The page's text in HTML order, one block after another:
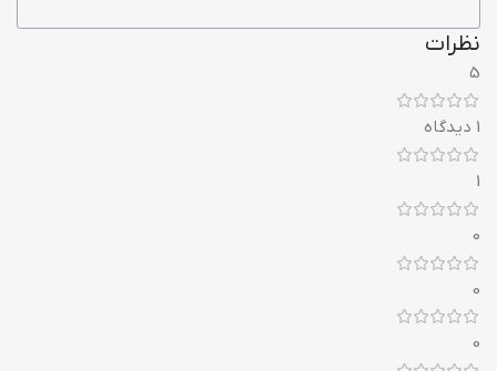
نظرات
5
1 دیدگاه
1
0
0
0